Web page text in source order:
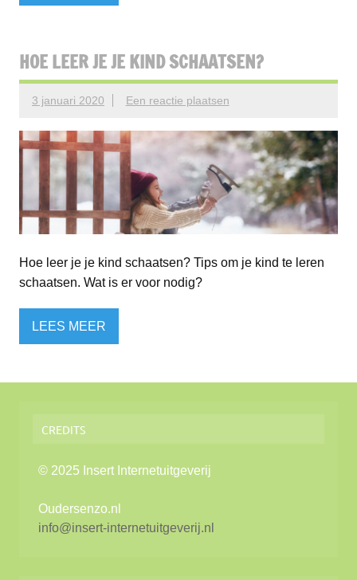
HOE LEER JE JE KIND SCHAATSEN?
3 januari 2020 Een reactie plaatsen
Hoe leer je je kind schaatsen? Tips om je kind te leren
schaatsen. Wat is er voor nodig?
LEES MEER
CREDITS
© 2025 Insert Internetuitgeverij
Oudersenzo.nl
info@insert-internetuitgeverij.nl